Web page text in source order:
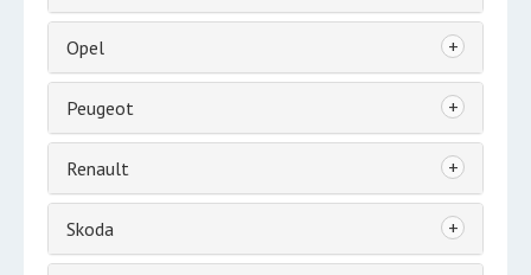
Opel +
Peugeot +
Renault +
Skoda +